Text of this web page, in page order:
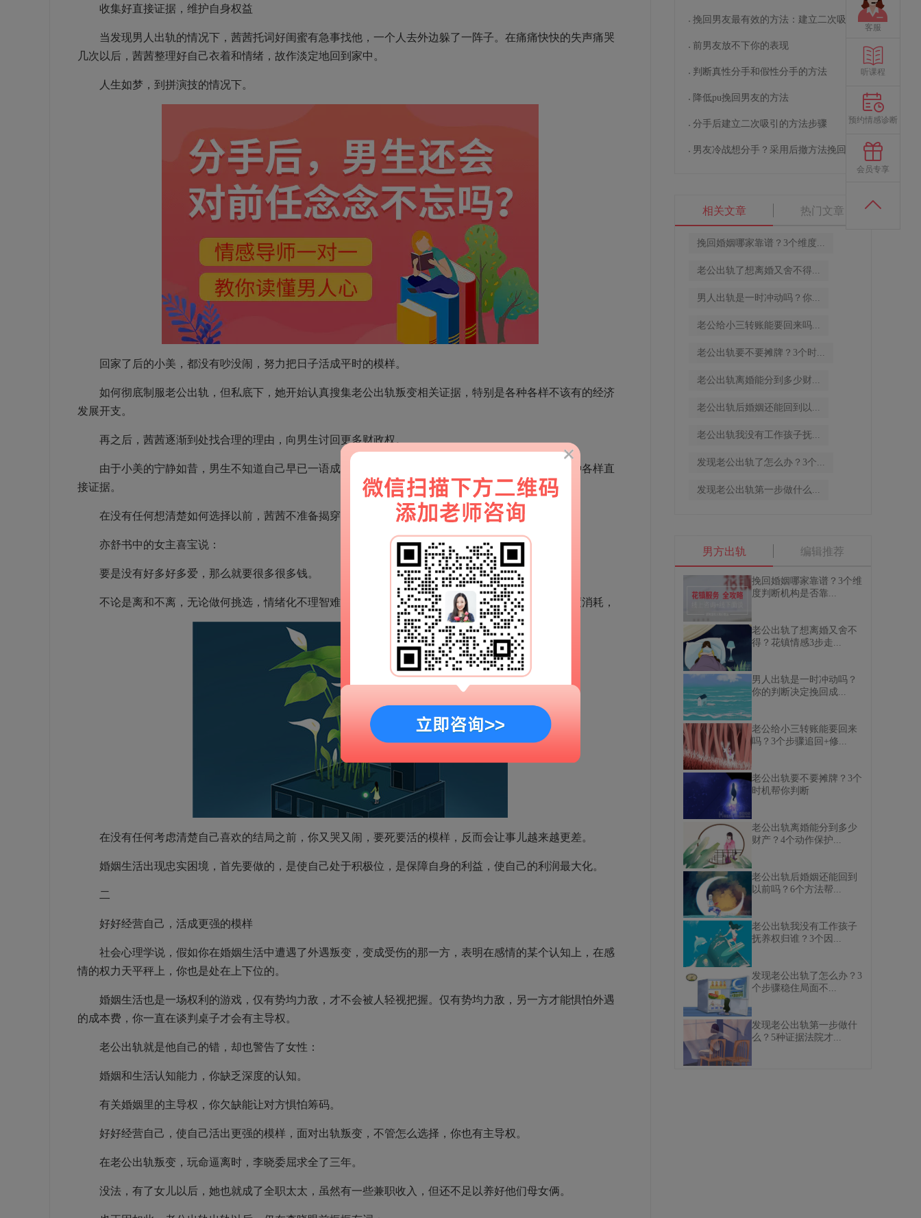
收集好直接证据，维护自身权益
当发现男人出轨的情况下，茜茜托词好闺蜜有急事找他，一个人去外边躲了一阵子。在痛痛快快的失声痛哭
几次以后，茜茜整理好自己衣着和情绪，故作淡定地回到家中。
人生如梦，到拼演技的情况下。
回家了后的小美，都没有吵没闹，努力把日子活成平时的模样。
如何彻底制服老公出轨，但私底下，她开始认真搜集老公出轨叛变相关证据，特别是各种各样不该有的经济
发展开支。
再之后，茜茜逐渐到处找合理的理由，向男生讨回更多财政权。
由于小美的宁静如昔，男生不知道自己早已一语成谶，对于小美也疏于防范，茜茜很成功的拿到各种各样直
接证据。
在没有任何想清楚如何选择以前，茜茜不准备揭穿夫妻间最后那一层遮掩窗纱。
亦舒书中的女主喜宝说：
要是没有好多好多爱，那么就要很多很多钱。
不论是离和不离，无论做何挑选，情绪化不理智难以解决其他问题。一切情绪化发泄，都只是在过度消耗，
在没有任何考虑清楚自己喜欢的结局之前，你又哭又闹，要死要活的模样，反而会让事儿越来越更差。
婚姻生活出现忠实困境，首先要做的，是使自己处于积极位，是保障自身的利益，使自己的利润最大化。
二
好好经营自己，活成更强的模样
社会心理学说，假如你在婚姻生活中遭遇了外遇叛变，变成受伤的那一方，表明在感情的某个认知上，在感
情的权力天平秤上，你也是处在上下位的。
婚姻生活也是一场权利的游戏，仅有势均力敌，才不会被人轻视把握。仅有势均力敌，另一方才能惧怕外遇
的成本费，你一直在谈判桌子才会有主导权。
老公出轨就是他自己的错，却也警告了女性：
婚姻和生活认知能力，你缺乏深度的认知。
有关婚姻里的主导权，你欠缺能让对方惧怕筹码。
好好经营自己，使自己活出更强的模样，面对出轨叛变，不管怎么选择，你也有主导权。
在老公出轨叛变，玩命逼离时，李晓委屈求全了三年。
没法，有了女儿以后，她也就成了全职太太，虽然有一些兼职收入，但还不足以养好他们母女俩。
挽回男友最有效的方法：建立二次吸引
前男友放不下你的表现
判断真性分手和假性分手的方法
降低pu挽回男友的方法
分手后建立二次吸引的方法步骤
男友冷战想分手？采用后撤方法挽回男友
相关文章 热门文章
挽回婚姻哪家靠谱？3个维度...
老公出轨了想离婚又舍不得...
男人出轨是一时冲动吗？你...
老公给小三转账能要回来吗...
老公出轨要不要摊牌？3个时...
老公出轨离婚能分到多少财...
老公出轨后婚姻还能回到以...
老公出轨我没有工作孩子抚...
发现老公出轨了怎么办？3个...
发现老公出轨第一步做什么...
男方出轨 编辑推荐
挽回婚姻哪家靠谱？3个维
度判断机构是否靠...
老公出轨了想离婚又舍不
得？花镇情感3步走...
男人出轨是一时冲动吗？
你的判断决定挽回成...
老公给小三转账能要回来
吗？3个步骤追回+修...
老公出轨要不要摊牌？3个
时机帮你判断
老公出轨离婚能分到多少
财产？4个动作保护...
老公出轨后婚姻还能回到
以前吗？6个方法帮...
老公出轨我没有工作孩子
抚养权归谁？3个因...
发现老公出轨了怎么办？3
个步骤稳住局面不...
发现老公出轨第一步做什
么？5种证据法院才...
客服
听课程
预约情感诊断
会员专享